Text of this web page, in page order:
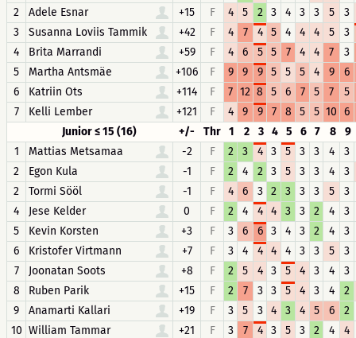
2
Adele Esnar +15 F 4 5 2 3 4 3 3 5
3
3
Susanna Loviis Tammik +42 F 4 7 4 5 4 4 4 5
3
4
Brita Marrandi +59 F 4 6 5 5 7 4 4 7
3
5
Martha Antsmäe +106 F 9 9 9 5 5 5 4 9
6
6
Katriin Ots +114 F 7 12 8 5 6 7 5 7
5
7
Kelli Lember +121 F 4 9 9 7 8 5 5 10 6
Junior ≤ 15 (16)
+/- Thr 1 2 3 4 5 6 7 8
9
1
Mattias Metsamaa -2 F 2 3 4 3 5 3 3 4
3
2
Egon Kula -1 F 2 4 2 3 5 3 3 4
3
2
Tormi Sööl -1 F 4 6 3 2 3 3 3 5
3
4
Jese Kelder 0 F 2 4 4 4 3 3 2 4
3
5
Kevin Korsten +3 F 3 6 6 3 4 3 2 4
3
6
Kristofer Virtmann +7 F 3 4 4 4 4 3 3 5
3
7
Joonatan Soots +8 F 2 5 4 3 5 4 3 4
3
8
Ruben Parik +15 F 2 7 3 3 5 4 3 4
2
9
Anamarti Kallari +19 F 3 5 3 4 3 4 5 6
2
10 William Tammar +21 F 3 7 4 3 5 3 2 4
4